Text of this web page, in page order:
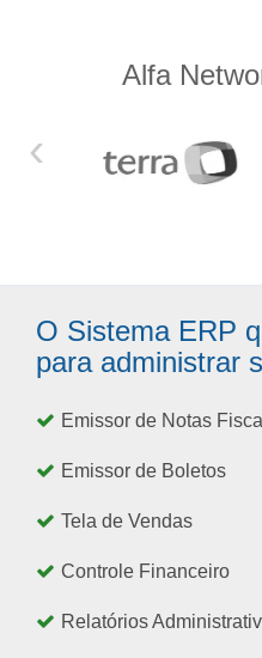
Alfa
‹
O Sistema ERP
para administrar
Emissor de Notas
Emissor de Boletos
Tela de Vendas
Controle Financeiro
Relatórios